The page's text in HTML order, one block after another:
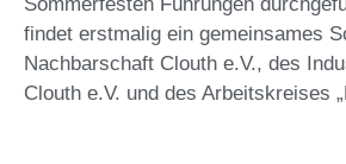
findet erstmalig ein gemeinsames
Nachbarschaft Clouth e.V., des
Clouth e.V. und des Arbeitskreises